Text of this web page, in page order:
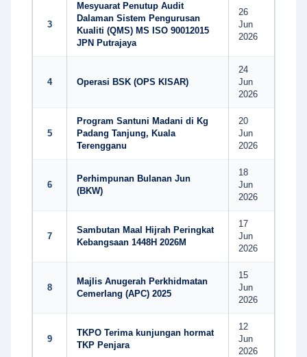
3
Mesyuarat Penutup Audit
Dalaman Sistem Pengurusan
Kualiti (QMS) MS ISO 90012015
JPN Putrajaya
26
Jun
2026
4 Operasi BSK (OPS KISAR)
24
Jun
2026
5
Program Santuni Madani di Kg
Padang Tanjung, Kuala
Terengganu
20
Jun
2026
6
Perhimpunan Bulanan Jun
(BKW)
18
Jun
2026
7
Sambutan Maal Hijrah Peringkat
Kebangsaan 1448H 2026M
17
Jun
2026
8
Majlis Anugerah Perkhidmatan
Cemerlang (APC) 2025
15
Jun
2026
9
TKPO Terima kunjungan hormat
TKP Penjara
12
Jun
2026